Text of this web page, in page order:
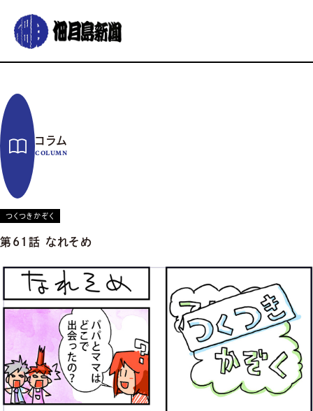
グルメ おでかけ 暮らす
佃月島新聞の紹介
お知らせ
つくつきかぞく
第61話 なれそめ
コラム
COLUMN